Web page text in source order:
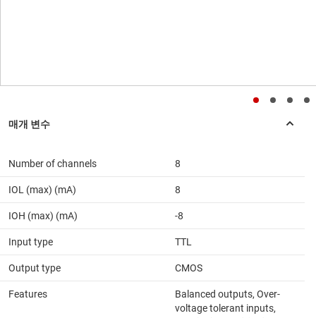
Number of channels 8
IOL (max) (mA) 8
IOH (max) (mA) -8
Input type TTL
Output type CMOS
Features
Balanced outputs, Over-
voltage tolerant inputs,